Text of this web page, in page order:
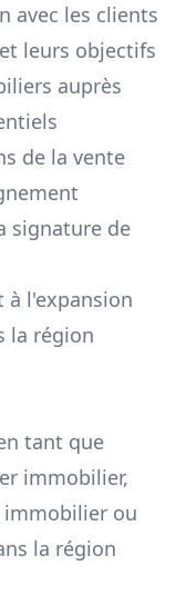
avec les clients
leurs objectifs
auprès
de la vente
signature de
à l'expansion
la région
tant que
immobilier,
immobilier ou
la région